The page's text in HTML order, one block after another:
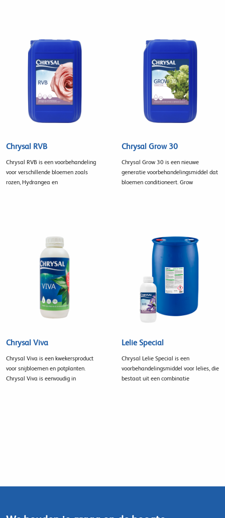
Chrysal RVB
Chrysal RVB is een voorbehandeling
voor verschillende bloemen zoals
rozen, Hydrangea en
Chrysal Grow 30
Chrysal Grow 30 is een nieuwe
generatie voorbehandelingsmiddel dat
bloemen conditioneert. Grow
Chrysal Viva
Chrysal Viva is een kwekersproduct
voor snijbloemen en potplanten.
Chrysal Viva is eenvoudig in
Lelie Special
Chrysal Lelie Special is een
voorbehandelingsmiddel voor lelies, die
bestaat uit een combinatie